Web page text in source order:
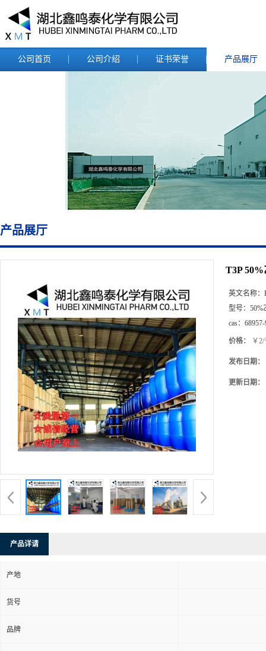
公司首页 公司介绍 证书荣誉 产品展厅
产品展厅
T3P
英文名称：
型号： 50%
cas：
价格： ￥
发布日期：
更新日期：
产品详请
产地
货号
品牌